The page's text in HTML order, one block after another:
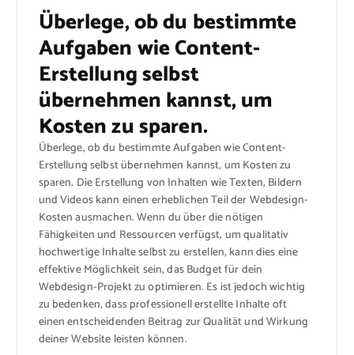
Überlege, ob du bestimmte
Aufgaben wie Content-
Erstellung selbst
übernehmen kannst, um
Kosten zu sparen.
Überlege, ob du bestimmte Aufgaben wie Content-
Erstellung selbst übernehmen kannst, um Kosten zu
sparen. Die Erstellung von Inhalten wie Texten, Bildern
und Videos kann einen erheblichen Teil der Webdesign-
Kosten ausmachen. Wenn du über die nötigen
Fähigkeiten und Ressourcen verfügst, um qualitativ
hochwertige Inhalte selbst zu erstellen, kann dies eine
effektive Möglichkeit sein, das Budget für dein
Webdesign-Projekt zu optimieren. Es ist jedoch wichtig
zu bedenken, dass professionell erstellte Inhalte oft
einen entscheidenden Beitrag zur Qualität und Wirkung
deiner Website leisten können.